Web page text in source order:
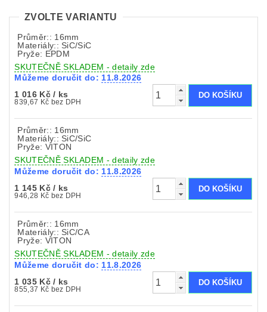
ZVOLTE VARIANTU
Průměr:: 16mm
Materiály:: SiC/SiC
Pryže: EPDM
SKUTEČNĚ SKLADEM - detaily zde
Můžeme doručit do: 11.8.2026
1 016 Kč/ ks
839,67 Kč bez DPH
Průměr:: 16mm
Materiály:: SiC/SiC
Pryže: VITON
SKUTEČNĚ SKLADEM - detaily zde
Můžeme doručit do: 11.8.2026
1 145 Kč/ ks
946,28 Kč bez DPH
Průměr:: 16mm
Materiály:: SiC/CA
Pryže: VITON
SKUTEČNĚ SKLADEM - detaily zde
Můžeme doručit do: 11.8.2026
1 035 Kč/ ks
855,37 Kč bez DPH